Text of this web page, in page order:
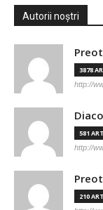
Autorii noștri
3878
http://
581
http://
210